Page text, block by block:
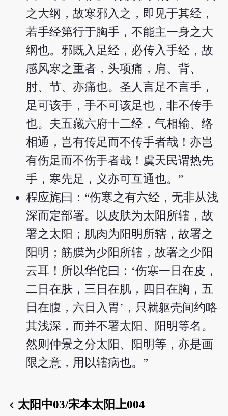
之大纲，故寒邪入之，即见于其经，
若手经第行于胸手，不能主一身之大
纲也。邪既入足经，必传入手经，故
感风寒之重者，头项痛，肩、背、
肘、节、亦痛也。圣人言足不言手，
足可该手，手不可该足也，非不传手
也。夫五藏六府十二经，气相输、络
相通，岂有传足而不传手者哉！亦岂
有伤足而不伤手者哉！虞天民谓热先
手，寒先足，义亦可互通也。”
程应旄曰：“伤寒之有六经，无非从浅
深而定部署。以皮肤为太阳所辖，故
署之太阳；肌肉为阳明所辖，故署之
阳明；筋膜为少阳所辖，故署之少阳
云耳！所以华佗曰：‘伤寒一日在皮，
二日在肤，三日在肌，四日在胸，五
日在腹，六日入胃’，只就躯壳间约略
其浅深，而并不署太阳、阳明等名。
然则仲景之分太阳、阳明等，亦是画
限之意，用以辖病也。”
chevron_left太阳中03/宋本太阳上004